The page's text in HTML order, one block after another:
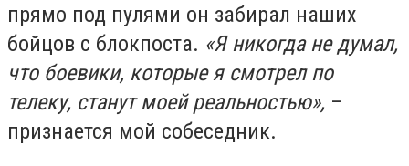
прямо под пулями он забирал наших
бойцов с блокпоста. «Я никогда не думал,
что боевики, которые я смотрел по
телеку, станут моей реальностью», –
признается мой собеседник.